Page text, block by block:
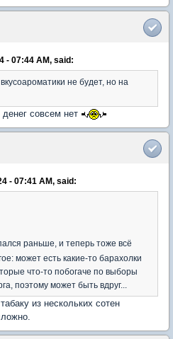
- 07:44 AM, said:
не будет, но на
совсем нет
- 07:41 AM, said:
раньше, и теперь тоже всё
может есть какие-то барахолки
что-то побогаче по выборы
поэтому может быть вдруг...
из нескольких сотен